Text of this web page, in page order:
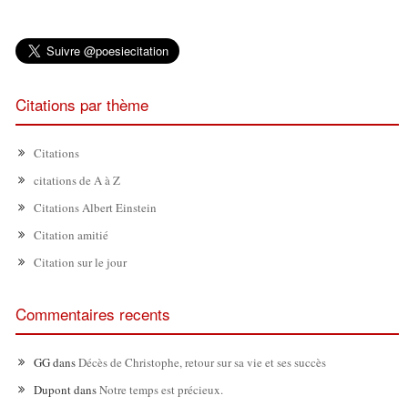
Citations par thème
Citations
citations de A à Z
Citations Albert Einstein
Citation amitié
Citation sur le jour
Commentaires recents
GGdansDécès de Christophe, retour sur sa vie et ses succès
DupontdansNotre temps est précieux.